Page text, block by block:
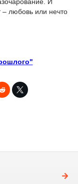
– любовь или нечто